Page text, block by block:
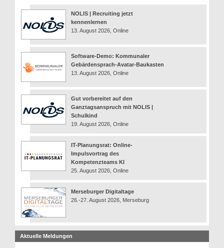
NOLIS | Recruiting jetzt
kennenlernen
13. August 2026, Online
Software-Demo: Kommunaler
Gebärdensprach-Avatar-Baukasten
13. August 2026, Online
Gut vorbereitet auf den
Ganztagsanspruch mit NOLIS |
Schulkind
19. August 2026, Online
IT-Planungsrat: Online-
Impulsvortrag des
Kompetenzteams KI
25. August 2026, Online
Merseburger Digitaltage
26.-27. August 2026, Merseburg
Aktuelle Meldungen